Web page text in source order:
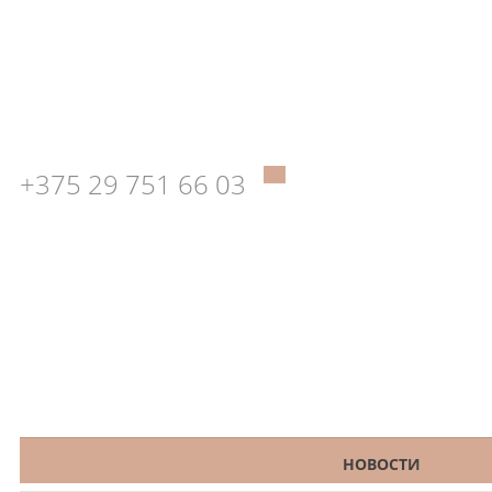
+375 29 751 66 03
НОВОСТИ